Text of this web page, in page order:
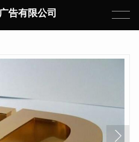
告有限公司